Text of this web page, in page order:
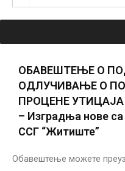
ОБАВЕШТЕЊЕ О
ОДЛУЧИВАЊЕ О
ПРОЦЕНЕ
– Изградња нове
ССГ “Житиште”
Обавештење можете